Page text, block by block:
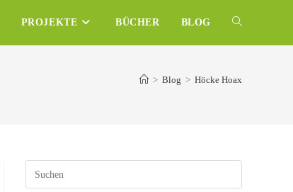
PROJEKTE BÜCHER BLOG WEBSITE-
> Blog > Höcke Hoax
Escape